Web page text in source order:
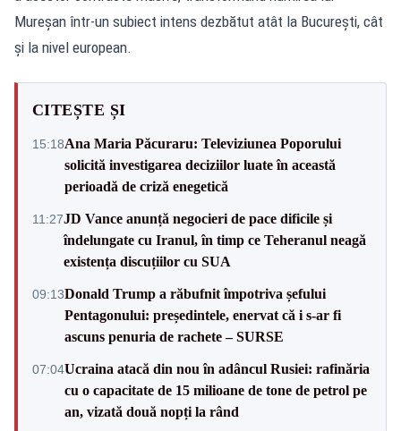
Mureșan într-un subiect intens dezbătut atât la București, cât
și la nivel european.
CITEȘTE ȘI
15:18Ana Maria Păcuraru: Televiziunea Poporului
solicită investigarea deciziilor luate în această
perioadă de criză enegetică
11:27JD Vance anunță negocieri de pace dificile și
îndelungate cu Iranul, în timp ce Teheranul neagă
existența discuțiilor cu SUA
09:13Donald Trump a răbufnit împotriva șefului
Pentagonului: președintele, enervat că i s-ar fi
ascuns penuria de rachete – SURSE
07:04Ucraina atacă din nou în adâncul Rusiei: rafinăria
cu o capacitate de 15 milioane de tone de petrol pe
an, vizată două nopți la rând